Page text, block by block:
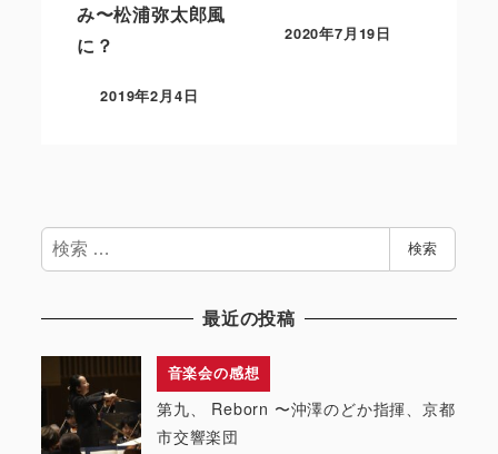
み〜松浦弥太郎風
に？
2019年2月4日
2020年7月19日
検
索
検索
最近の投稿
音楽会の感想
第九、 Reborn 〜沖澤のどか指揮、京都
市交響楽団